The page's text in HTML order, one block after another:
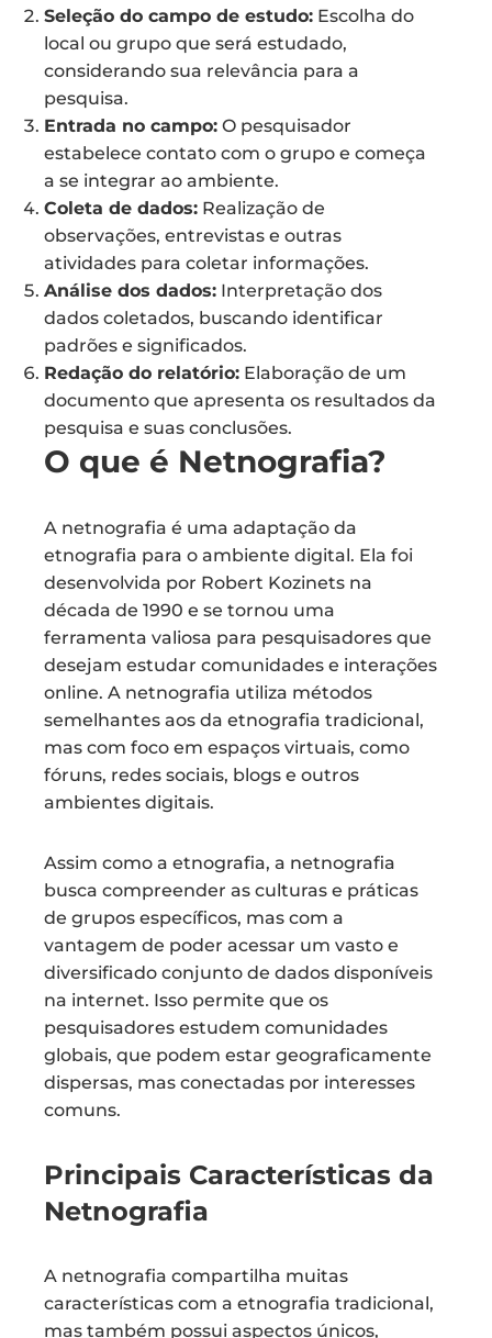
Seleção do campo de estudo: Escolha do
local ou grupo que será estudado,
considerando sua relevância para a
pesquisa.
Entrada no campo: O pesquisador
estabelece contato com o grupo e começa
a se integrar ao ambiente.
Coleta de dados: Realização de
observações, entrevistas e outras
atividades para coletar informações.
Análise dos dados: Interpretação dos
dados coletados, buscando identificar
padrões e significados.
Redação do relatório: Elaboração de um
documento que apresenta os resultados da
pesquisa e suas conclusões.
O que é Netnografia?
A netnografia é uma adaptação da
etnografia para o ambiente digital. Ela foi
desenvolvida por Robert Kozinets na
década de 1990 e se tornou uma
ferramenta valiosa para pesquisadores que
desejam estudar comunidades e interações
online. A netnografia utiliza métodos
semelhantes aos da etnografia tradicional,
mas com foco em espaços virtuais, como
fóruns, redes sociais, blogs e outros
ambientes digitais.
Assim como a etnografia, a netnografia
busca compreender as culturas e práticas
de grupos específicos, mas com a
vantagem de poder acessar um vasto e
diversificado conjunto de dados disponíveis
na internet. Isso permite que os
pesquisadores estudem comunidades
globais, que podem estar geograficamente
dispersas, mas conectadas por interesses
comuns.
Principais Características da
Netnografia
A netnografia compartilha muitas
características com a etnografia tradicional,
mas também possui aspectos únicos,